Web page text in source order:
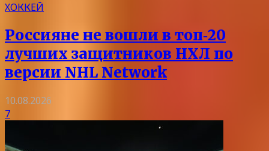
ХОККЕЙ
Россияне не вошли в топ‑20
лучших защитников НХЛ по
версии NHL Network
10.08.2026
7